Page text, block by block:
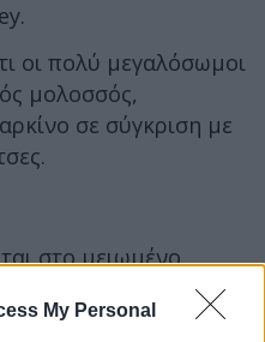
My Personal
οι πολύ μεγαλόσωμοι
μολοσσός,
σε σύγκριση με
στο μειωμένο
έχουν αυτοί οι
«Ανά μισό κιλό